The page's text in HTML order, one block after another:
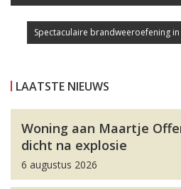
Spectaculaire brandweeroefening
LAATSTE NIEUWS
Woning aan Maartje
dicht na explosie
6 augustus 2026